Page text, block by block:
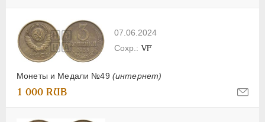
07.06.2024
Монеты и Медали №49 (интернет)
VF
1 000 RUB